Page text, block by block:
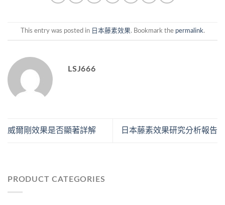
This entry was posted in 日本藤素效果. Bookmark the permalink.
LSJ666
威爾剛效果是否顯著詳解 日本藤素效果研究分析報告
PRODUCT CATEGORIES